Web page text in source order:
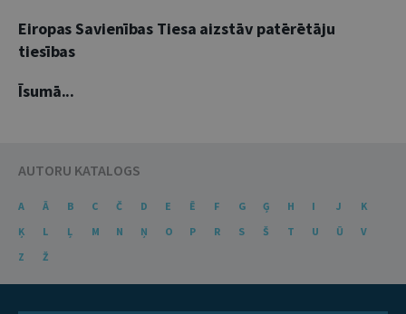
Eiropas Savienības Tiesa aizstāv patērētāju
tiesības
Īsumā...
AUTORU KATALOGS
A Ā B C Č D E Ē F G Ģ H I J
K
Ķ
L Ļ M N Ņ O P R S Š T U Ū
V
Z
Ž